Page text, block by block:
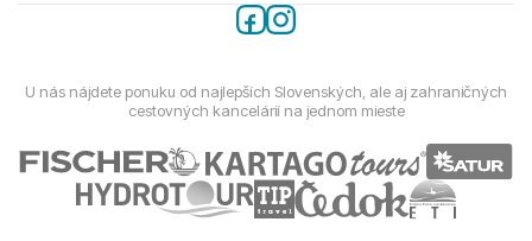
U nás nájdete ponuku od najlepších Slovenských, ale aj zahraničných
cestovných kancelárií na jednom mieste